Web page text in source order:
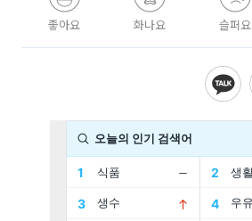
좋아요 화나요 슬퍼요